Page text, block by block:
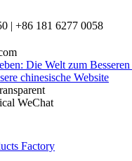
| +86 181 6277 0058
Die Welt zum Besseren
chinesische Website